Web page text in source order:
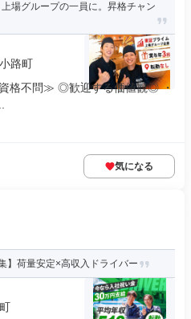
場グループの一員に。昇格チャン
路町
格不問≫ ◎歓迎する価値観◎ ・
気になる
】荷量安定×高収入ドライバー